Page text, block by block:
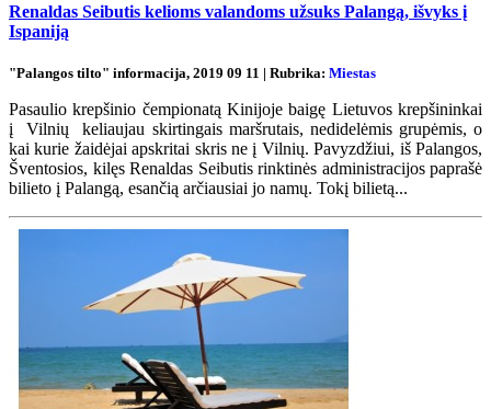
Renaldas Seibutis kelioms valandoms užsuks Palangą, išvyks į
Ispaniją
"Palangos tilto" informacija, 2019 09 11 | Rubrika: Miestas
Pasaulio krepšinio čempionatą Kinijoje baigę Lietuvos krepšininkai
į Vilnių keliaujau skirtingais maršrutais, nedidelėmis grupėmis, o
kai kurie žaidėjai apskritai skris ne į Vilnių. Pavyzdžiui, iš Palangos,
Šventosios, kilęs Renaldas Seibutis rinktinės administracijos paprašė
bilieto į Palangą, esančią arčiausiai jo namų. Tokį bilietą...